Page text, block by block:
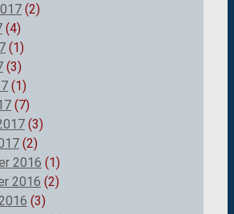
(2)
(4)
(1)
(3)
(1)
(7)
(3)
(2)
2016 (1)
2016 (2)
(3)